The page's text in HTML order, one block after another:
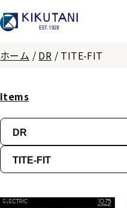
ホーム / DR / TITE-FIT
Items
DR
TITE-FIT